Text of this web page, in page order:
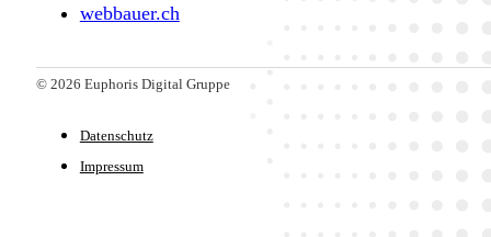
webbauer.ch
© 2026 Euphoris Digital Gruppe
Datenschutz
Impressum